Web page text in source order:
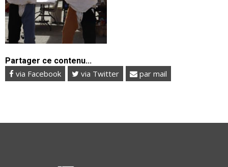
Partager ce contenu...
via Facebook via Twitter par mail